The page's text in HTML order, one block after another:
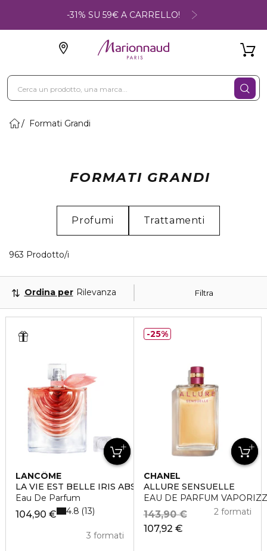
-31% SU 59€ A CARRELLO!
Formati Grandi
FORMATI GRANDI
Profumi Trattamenti
963 Prodotto/i
Filtra
Ordina per Rilevanza
LANCÔME
LA VIE EST BELLE IRIS ABSOLU
Eau De Parfum
104,90 €
3 formati
4.8 13
CHANEL
ALLURE SENSUELLE
EAU DE PARFUM
107,92 €
143,90 € 2 formati
25%